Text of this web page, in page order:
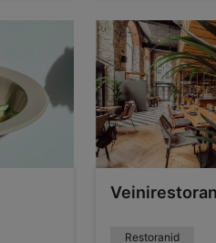
Restoranid